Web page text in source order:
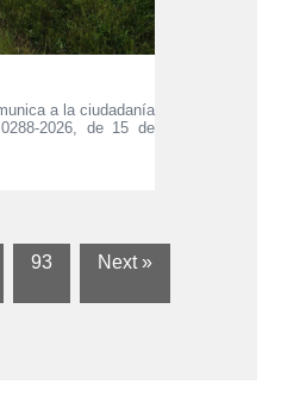
a la ciudadanía
2026, de 15 de
93 Next »